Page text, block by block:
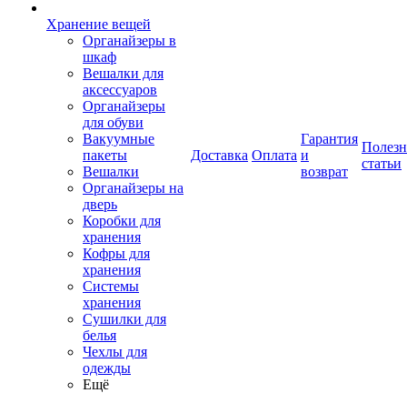
Хранение вещей
Органайзеры в
шкаф
Вешалки для
аксессуаров
Органайзеры
для обуви
Вакуумные
пакеты
Вешалки
Органайзеры на
дверь
Коробки для
хранения
Кофры для
хранения
Системы
хранения
Сушилки для
белья
Чехлы для
одежды
Ещё
Доставка Оплата
Гарантия
и
возврат
статьи